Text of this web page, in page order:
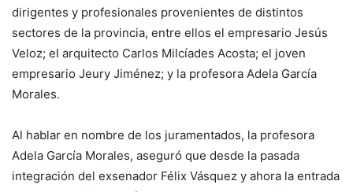
dirigentes y profesionales provenientes de distintos
sectores de la provincia, entre ellos el empresario Jesús
Veloz; el arquitecto Carlos Milcíades Acosta; el joven
empresario Jeury Jiménez; y la profesora Adela García
Morales.
Al hablar en nombre de los juramentados, la profesora
Adela García Morales, aseguró que desde la pasada
integración del exsenador Félix Vásquez y ahora la entrada